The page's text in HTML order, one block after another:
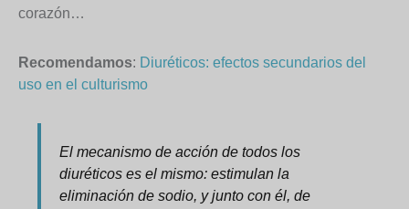
corazón…
Recomendamos: Diuréticos: efectos secundarios del
uso en el culturismo
El mecanismo de acción de todos los
diuréticos es el mismo: estimulan la
eliminación de sodio, y junto con él, de